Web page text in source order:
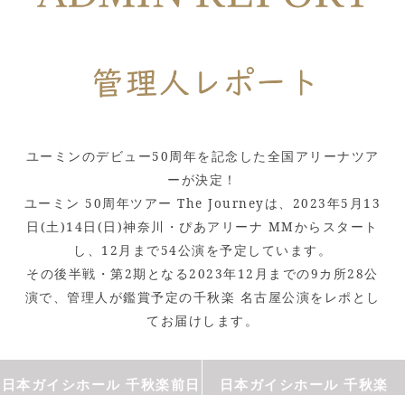
ユーミンのデビュー50周年を記念した全国アリーナツア
ーが決定！
ユーミン 50周年ツアー The Journeyは、2023年5月13
日(土)14日(日)神奈川・ぴあアリーナ MMからスタート
し、12月まで54公演を予定しています。
その後半戦・第2期となる2023年12月までの9カ所28公
演で、管理人が鑑賞予定の千秋楽 名古屋公演をレポとし
てお届けします。
日本ガイシホール 千秋楽前日 日本ガイシホール 千秋楽